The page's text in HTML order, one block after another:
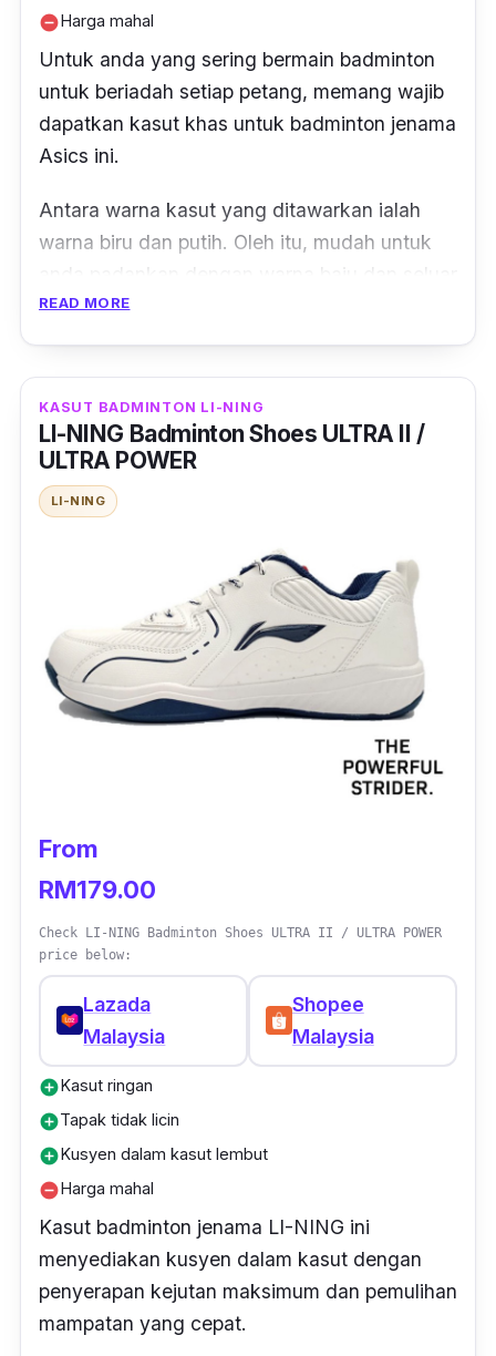
remove_circleHarga mahal
Untuk anda yang sering bermain badminton
untuk beriadah setiap petang, memang wajib
dapatkan kasut khas untuk badminton jenama
Asics ini.
Antara warna kasut yang ditawarkan ialah
warna biru dan putih. Oleh itu, mudah untuk
anda padankan dengan warna baju dan seluar
riadah anda.
Jadi, yang ada kaki saiz besar pun boleh
READ MORE
KASUT BADMINTON LI-NING
LI-NING Badminton Shoes ULTRA II /
ULTRA POWER
LI-NING
From
RM179.00
Check LI-NING Badminton Shoes ULTRA II / ULTRA POWER
price below:
Lazada
Malaysia
Shopee
Malaysia
add_circleKasut ringan
add_circleTapak tidak licin
add_circleKusyen dalam kasut lembut
remove_circleHarga mahal
Kasut badminton jenama LI-NING ini
menyediakan kusyen dalam kasut dengan
penyerapan kejutan maksimum dan pemulihan
mampatan yang cepat.